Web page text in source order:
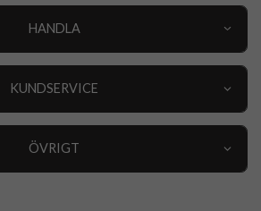
HANDLA
KUNDSERVICE
ÖVRIGT